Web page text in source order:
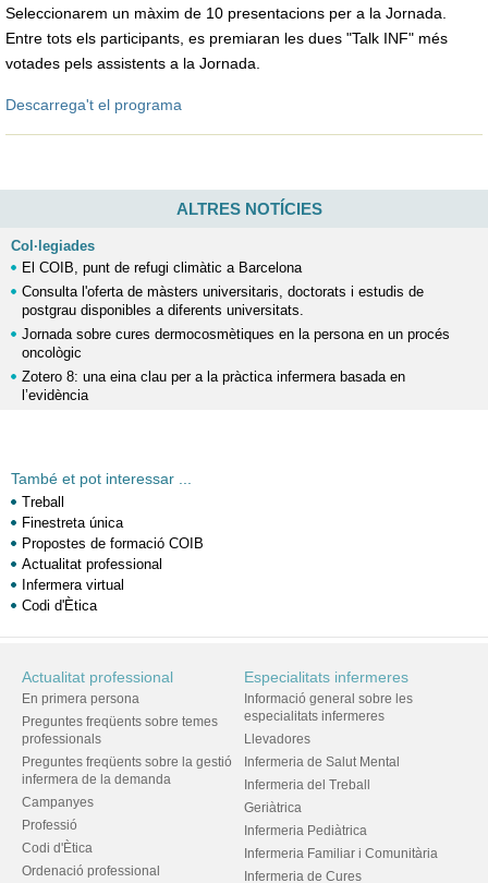
Seleccionarem un màxim de 10 presentacions per a la Jornada.
Entre tots els participants, es premiaran les dues "Talk INF" més
votades pels assistents a la Jornada.
Descarrega't el programa
ALTRES NOTÍCIES
Col·legiades
El COIB, punt de refugi climàtic a Barcelona
Consulta l'oferta de màsters universitaris, doctorats i estudis de
postgrau disponibles a diferents universitats.
Jornada sobre cures dermocosmètiques en la persona en un procés
oncològic
Zotero 8: una eina clau per a la pràctica infermera basada en
l’evidència
També et pot interessar ...
Treball
Finestreta única
Propostes de formació COIB
Actualitat professional
Infermera virtual
Codi d'Ètica
Actualitat professional
En primera persona
Preguntes freqüents sobre temes
professionals
Preguntes freqüents sobre la gestió
infermera de la demanda
Campanyes
Professió
Codi d'Ètica
Ordenació professional
Especialitats infermeres
Informació general sobre les
especialitats infermeres
Llevadores
Infermeria de Salut Mental
Infermeria del Treball
Geriàtrica
Infermeria Pediàtrica
Infermeria Familiar i Comunitària
Infermeria de Cures